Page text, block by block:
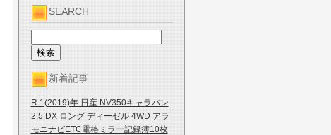
SEARCH
新着記事
R.1(2019)年 日産 NV350キャラバン
2.5 DX ロング ディーゼル 4WD アラ
モニナビETC電格ミラー記録簿10枚